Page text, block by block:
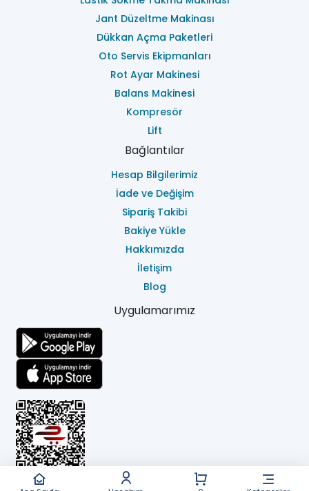
Jant Düzeltme Makinası
Dükkan Açma Paketleri
Oto Servis Ekipmanları
Rot Ayar Makinesi
Balans Makinesi
Kompresör
Lift
Bağlantılar
Hesap Bilgilerimiz
İade ve Değişim
Sipariş Takibi
Bakiye Yükle
Hakkımızda
İletişim
Blog
Uygulamarımız